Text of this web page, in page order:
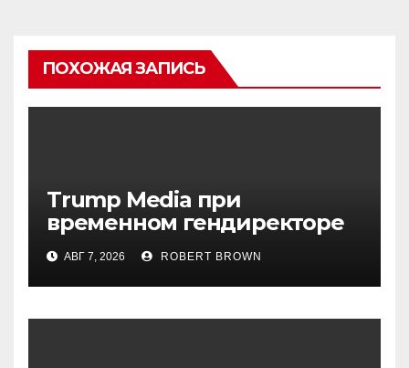
ПОХОЖАЯ ЗАПИСЬ
Trump Media при
временном гендиректоре
МакГерне сократила число
сделок с криптовалютами
АВГ 7, 2026 ROBERT BROWN